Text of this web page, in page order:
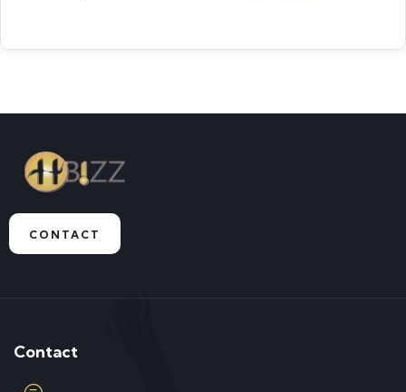
CONTACT
Contact